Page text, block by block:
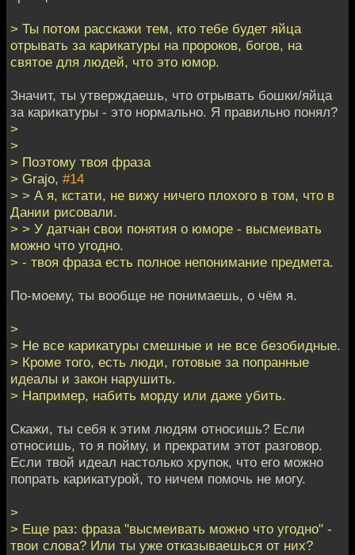
> Ты потом расскажи тем, кто тебе будет яйца
отрывать за карикатуры на пророков, богов, на
святое для людей, что это юмор.
Значит, ты утверждаешь, что отрывать бошки/яйца
за карикатуры - это нормально. Я правильно понял?
>
>
> Поэтому твоя фраза
> Grajo, #14
> > А я, кстати, не вижу ничего плохого в том, что в
Дании рисовали.
> > У датчан свои понятия о юморе - высмеивать
можно что угодно.
> - твоя фраза есть полное непонимание предмета.
По-моему, ты вообще не понимаешь, о чём я.
>
> Не все карикатуры смешные и не все безобидные.
> Кроме того, есть люди, готовые за попранные
идеалы и закон нарушить.
> Например, набить морду или даже убить.
Скажи, ты себя к этим людям относишь? Если
относишь, то я пойму, и прекратим этот разговор.
Если твой идеал настолько хрупок, что его можно
попрать карикатурой, то ничем помочь не могу.
>
> Еще раз: фраза "высмеивать можно что угодно" -
твои слова? Или ты уже отказываешься от них?